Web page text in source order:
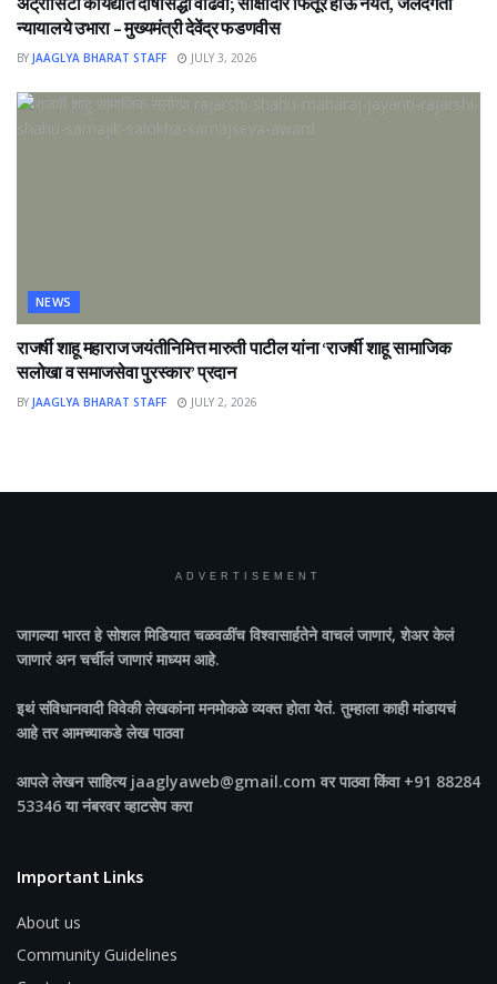
न्यायालये उभारा – मुख्यमंत्री देवेंद्र फडणवीस
BY JAAGLYA BHARAT STAFF JULY 3, 2026
NEWS
राजर्षी शाहू महाराज जयंतीनिमित्त मारुती पाटील यांना ‘राजर्षी शाहू सामाजिक
सलोखा व समाजसेवा पुरस्कार’ प्रदान
BY JAAGLYA BHARAT STAFF JULY 2, 2026
ADVERTISEMENT
जागल्या भारतहे सोशल मिडियात चळवळींच विश्वासार्हतेने वाचलं जाणारं, शेअर केलं
जाणारं अन चर्चीलं जाणारं माध्यम आहे.
इथं संविधानवादी विवेकी लेखकांना मनमोकळे व्यक्त होता येतं. तुम्हाला काही मांडायचं
आहे तर आमच्याकडे लेख पाठवा
आपले लेखन साहित्य jaaglyaweb@gmail.com वर पाठवा किंवा +91 88284
53346 या नंबरवर व्हाटसेप करा
Important Links
About us
Community Guidelines